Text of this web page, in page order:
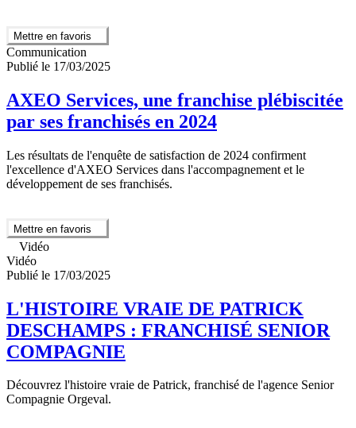
Mettre en favoris
Communication
Publié le 17/03/2025
AXEO Services, une franchise plébiscitée
par ses franchisés en 2024
Les résultats de l'enquête de satisfaction de 2024 confirment
l'excellence d'AXEO Services dans l'accompagnement et le
développement de ses franchisés.
Mettre en favoris
Vidéo
Vidéo
Publié le 17/03/2025
L'HISTOIRE VRAIE DE PATRICK
DESCHAMPS : FRANCHISÉ SENIOR
COMPAGNIE
Découvrez l'histoire vraie de Patrick, franchisé de l'agence Senior
Compagnie Orgeval.